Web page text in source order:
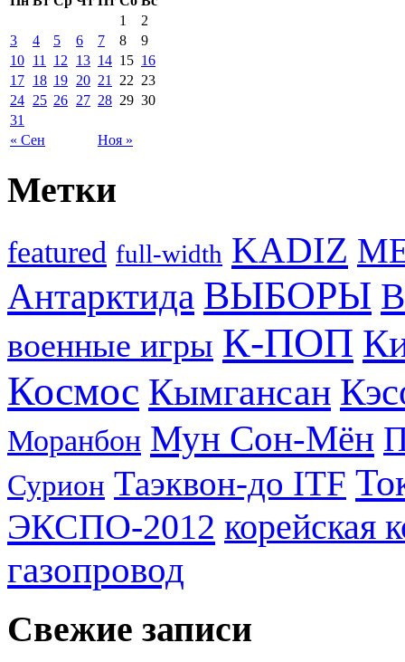
« Сен Ноя »
1
2
3
4 5 6 7 8
9
10 11 12 13 14 15 16
17 18 19 20 21 22 23
24 25 26 27 28 29 30
31
Метки
featured full-width KADIZ
Антарктида ВЫБОРЫ
военные игры К-ПОП
Космос Кымгансан
Моранбон Мун Сон-Мён
Сурион Таэквон-до ITF
ЭКСПО-2012 корейская
газопровод
Свежие записи